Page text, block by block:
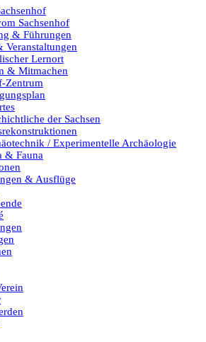
Sachsenhof
& Führungen
Veranstaltungen
Lernort
Sachsenhof
& Führungen
Veranstaltungen
Lernort
& Mitmachen
Zentrum
der Sachsen
/ Experimentelle Archäologie
& Fauna
& Ausflüge